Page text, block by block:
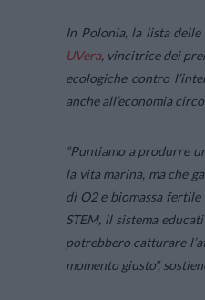
In Polonia, la lista
UVera, vincitrice dei
ecologiche contro
anche all’economia
“Puntiamo a produrre
la vita marina, ma che
di O2 e biomassa
STEM, il sistema
potrebbero catturare
momento giusto“,